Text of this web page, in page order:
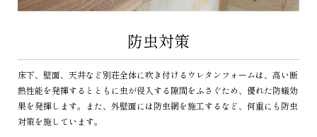
防虫対策
床下、壁面、天井など別荘全体に吹き付けるウレタンフォームは、高い断
熱性能を発揮するとともに虫が侵入する隙間をふさぐため、優れた防蟻効
果を発揮します。また、外壁面には防虫網を施工するなど、何重にも防虫
対策を施しています。